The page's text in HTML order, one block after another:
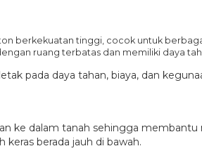
berkekuatan tinggi, cocok untuk
ruang terbatas dan memiliki daya
pada daya tahan, biaya, dan
ke dalam tanah sehingga
berada jauh di bawah.